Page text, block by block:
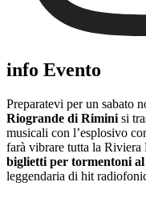
info Evento
Preparatevi per un sabato
Riogrande di Rimini si
musicali con l’esplosivo
farà vibrare tutta la Riviera
biglietti per tormentoni
leggendaria di hit